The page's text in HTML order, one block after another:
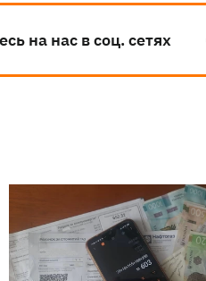
на нас в соц. сетях